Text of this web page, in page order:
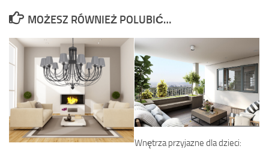
MOŻESZ RÓWNIEŻ POLUBIĆ…
Wnętrza przyjazne dla dzieci: